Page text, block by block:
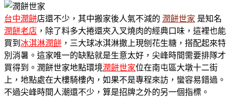
台中潤餅店還不少，其中搬家後人氣不減的 潤餅世家 是知名
潤餅老店 ，除了料多大捲還夾入叉燒肉的經典口味，這裡也能
買到 冰淇淋潤餅 ，三大球冰淇淋撒上現刨花生糖，搭配起來特
別消暑。這家唯一的缺點就是生意太好，尖峰時間需要排隊才
買得到。潤餅世家地點環境潤餅世家位在南屯區大墩十二街
上，地點處在大樓騎樓內，如果不是專程來訪，蠻容易錯過。
不過尖峰時間人潮還不少，算是招牌之外的另一個指標。